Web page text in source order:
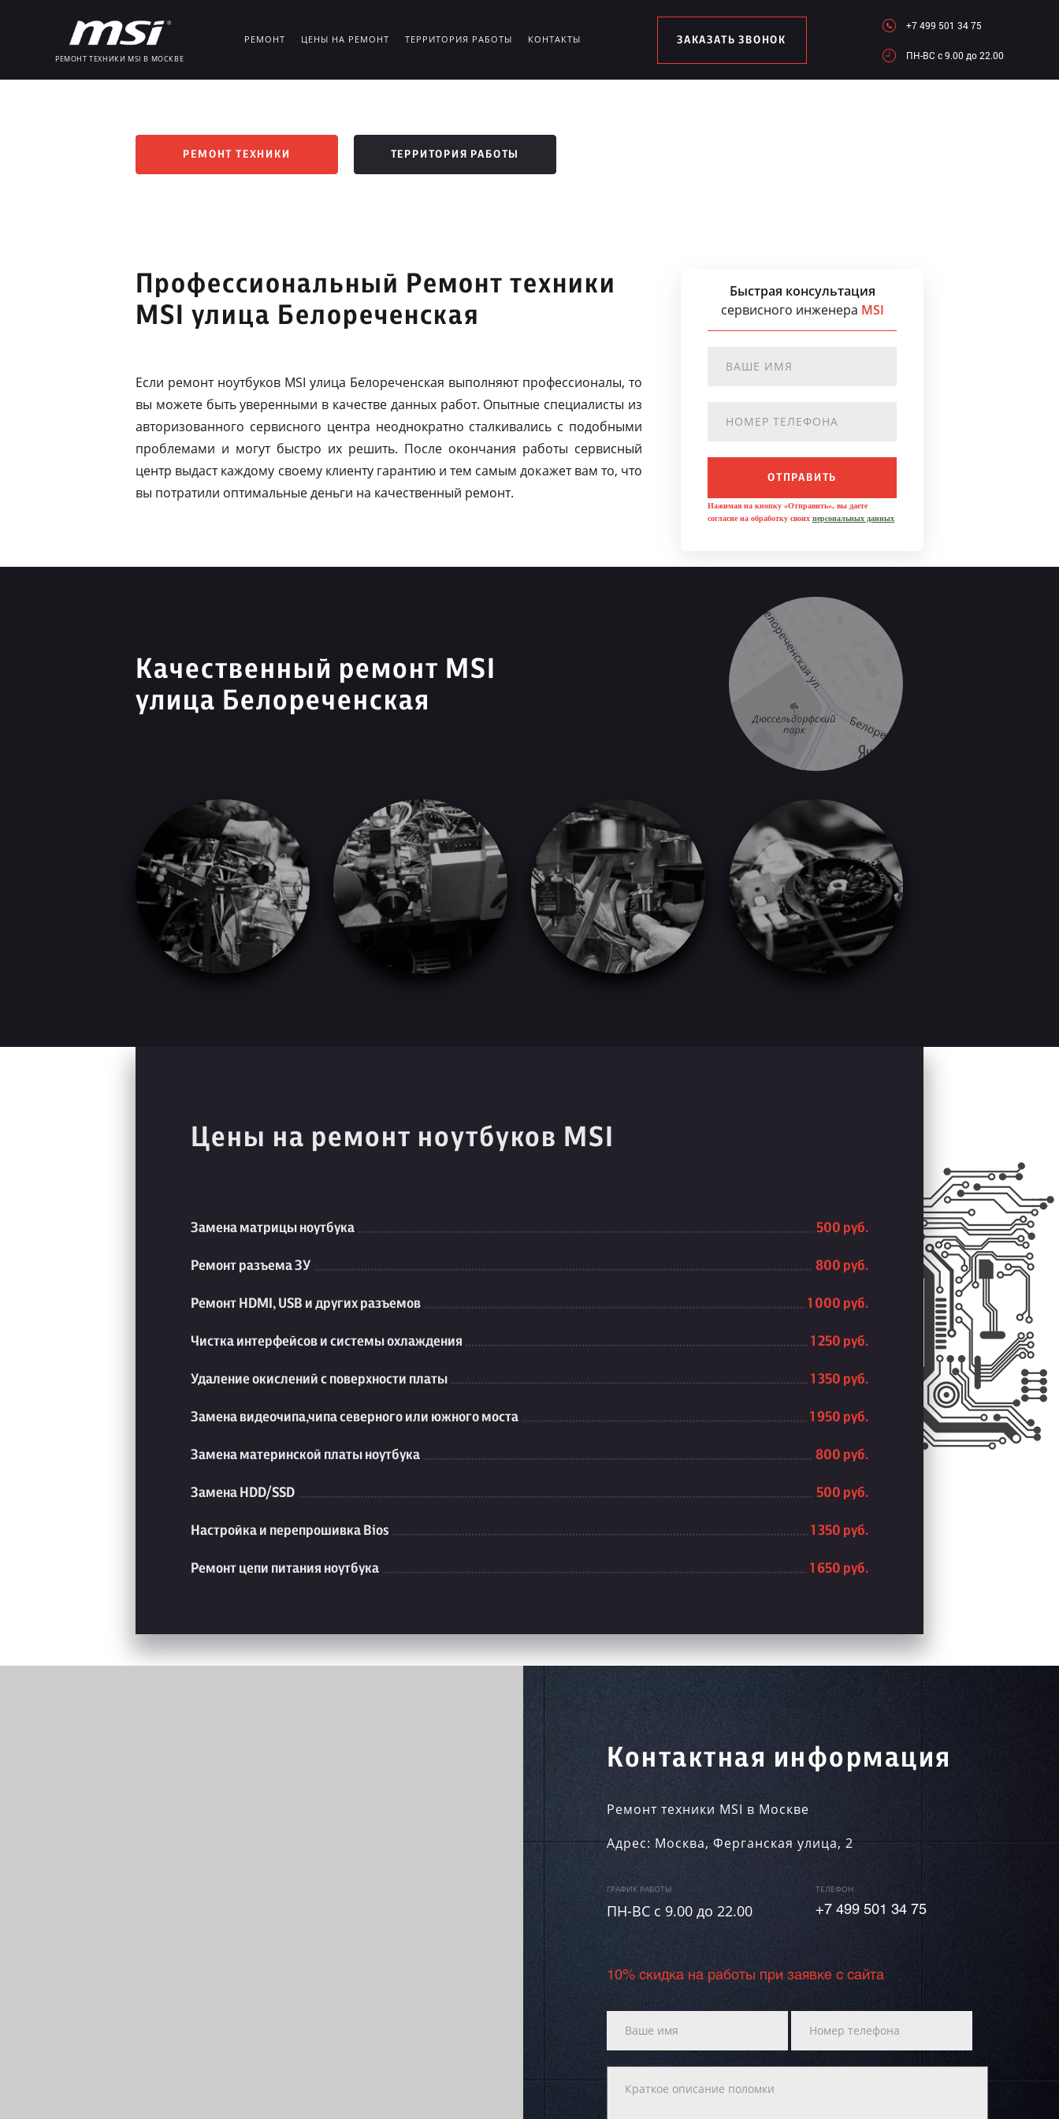
РЕМОНТ ТЕХНИКИ MSI В МОСКВЕ
РЕМОНТ ЦЕНЫ НА РЕМОНТ ТЕРРИТОРИЯ РАБОТЫ КОНТАКТЫ ЗАКАЗАТЬ ЗВОНОК
+7 499 501 34 75
ПН-ВC c 9.00 до 22.00
РЕМОНТ ТЕХНИКИ ТЕРРИТОРИЯ РАБОТЫ
Профессиональный Ремонт техники
MSI улица Белореченская
Если ремонт ноутбуков MSI улица Белореченская выполняют профессионалы, то
вы можете быть уверенными в качестве данных работ. Опытные специалисты из
авторизованного сервисного центра неоднократно сталкивались с подобными
проблемами и могут быстро их решить. После окончания работы сервисный
центр выдаст каждому своему клиенту гарантию и тем самым докажет вам то, что
вы потратили оптимальные деньги на качественный ремонт.
Быстрая консультация
сервисного инженера MSI
ОТПРАВИТЬ
Нажимая на кнопку «Отправить», вы даете
согласие на обработку своих персональных данных
Качественный ремонт MSI
улица Белореченская
Цены на ремонт ноутбуков MSI
Замена матрицы ноутбука 500 руб.
Ремонт разъема ЗУ 800 руб.
Ремонт HDMI, USB и других разъемов 1 000 руб.
Чистка интерфейсов и системы охлаждения 1 250 руб.
Удаление окислений с поверхности платы 1 350 руб.
Замена видеочипа,чипа северного или южного моста 1 950 руб.
Замена материнской платы ноутбука 800 руб.
Замена HDD/SSD 500 руб.
Настройка и перепрошивка Bios 1 350 руб.
Ремонт цепи питания ноутбука 1 650 руб.
Контактная информация
Ремонт техники MSI в Москве
Адрес:Москва,Ферганская улица, 2
ГРАФИК РАБОТЫ
ПН-ВC c 9.00 до 22.00
ТЕЛЕФОН
+7 499 501 34 75
10% скидка на работы при заявке с сайта